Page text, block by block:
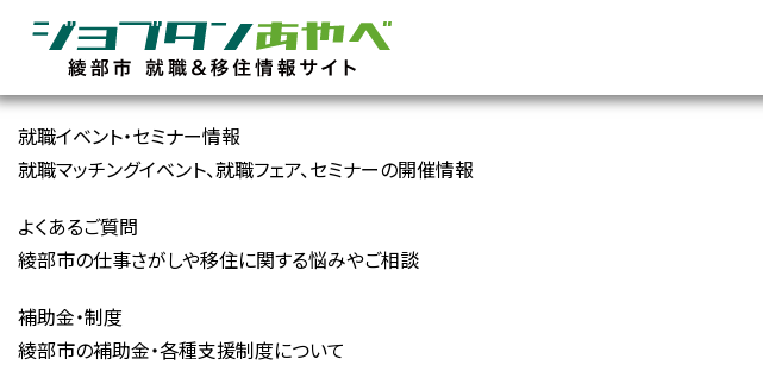
就職イベント・セミナー情報
就職マッチングイベント、就職フェア、セミナーの開催情報
よくあるご質問
綾部市の仕事さがしや移住に関する悩みやご相談
補助金・制度
綾部市の補助金・各種支援制度について